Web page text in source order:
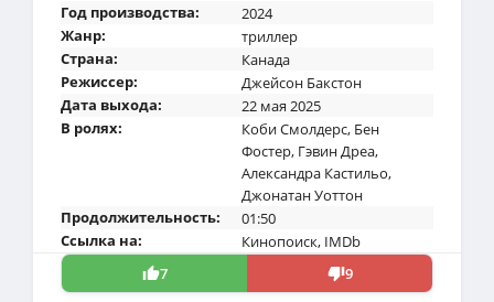
Год производства:
2024
Жанр:
триллер
Страна:
Канада
Режиссер:
Джейсон Бакстон
Дата выхода:
22 мая 2025
В ролях:
Коби Смолдерс, Бен
Фостер, Гэвин Дреа,
Александра Кастильо,
Джонатан Уоттон
Продолжительность:
01:50
Ссылка на:
Кинопоиск, IMDb
7
9